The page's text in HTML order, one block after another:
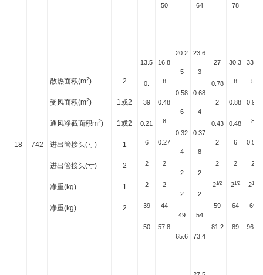
50 64 78
18 742
散热面积(m2)
受风面积(m2)
通风净截面积m2)
进出管接头(寸)
进出管接头(寸)
净重(kg)
净重(kg)
2
1或2
1或2
1
2
1
2
13.5
0.
39
0.21
6
2
2
39
50
16.8
8
0.48
8
0.27
2
2
44
57.8
20.2
5
0.58
6
0.32
4
2
2
49
65.6
23.6
3
0.68
4
0.37
8
2
2
54
73.4
27
0.78
2
0.43
2
2
21/2
59
81.2
30.3
8
0.88
0.48
6
2
21/2
64
89
33.7
5
0.97
8
0.54
2
21/2
69
96.8